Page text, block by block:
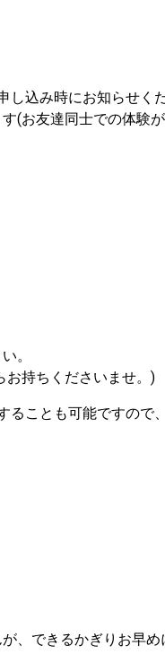
込み時にお知らせくだ
(お友達同士での体験
。
お持ちくださいませ。)
ことも可能ですので
、できるかぎりお早